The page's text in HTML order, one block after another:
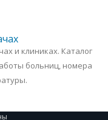
и клиниках. Каталог
больниц, номера